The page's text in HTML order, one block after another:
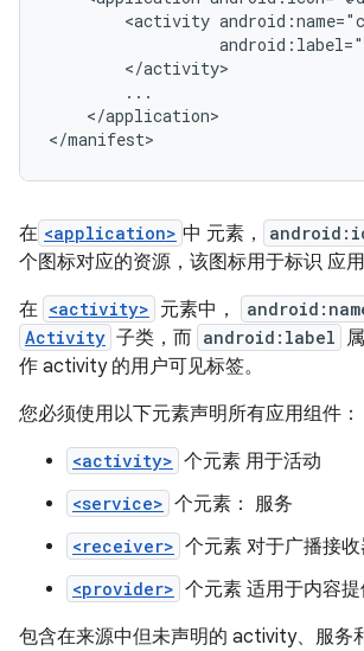
<activity
</application>
</manifest>
在 <application> 中 元素，
个图标对应的资源，该图标用于标识 应用
在 <activity> 元素中，
Activity 子类，而 android:label
作 activity 的用户可见标签。
您必须使用以下元素声明所有应用组件：
<activity> 个元素 用于活动
<service> 个元素： 服务
<receiver> 个元素 对于广播接收
<provider> 个元素 适用于内容
包含在来源中但未声明的 activity、服务